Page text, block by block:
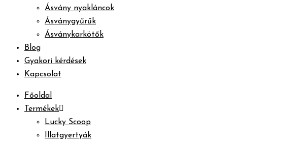
Ásvány nyakláncok
Ásványgyűrűk
Ásványkarkötők
Blog
Gyakori kérdések
Kapcsolat
Főoldal
Termékek
Lucky Scoop
Illatgyertyák